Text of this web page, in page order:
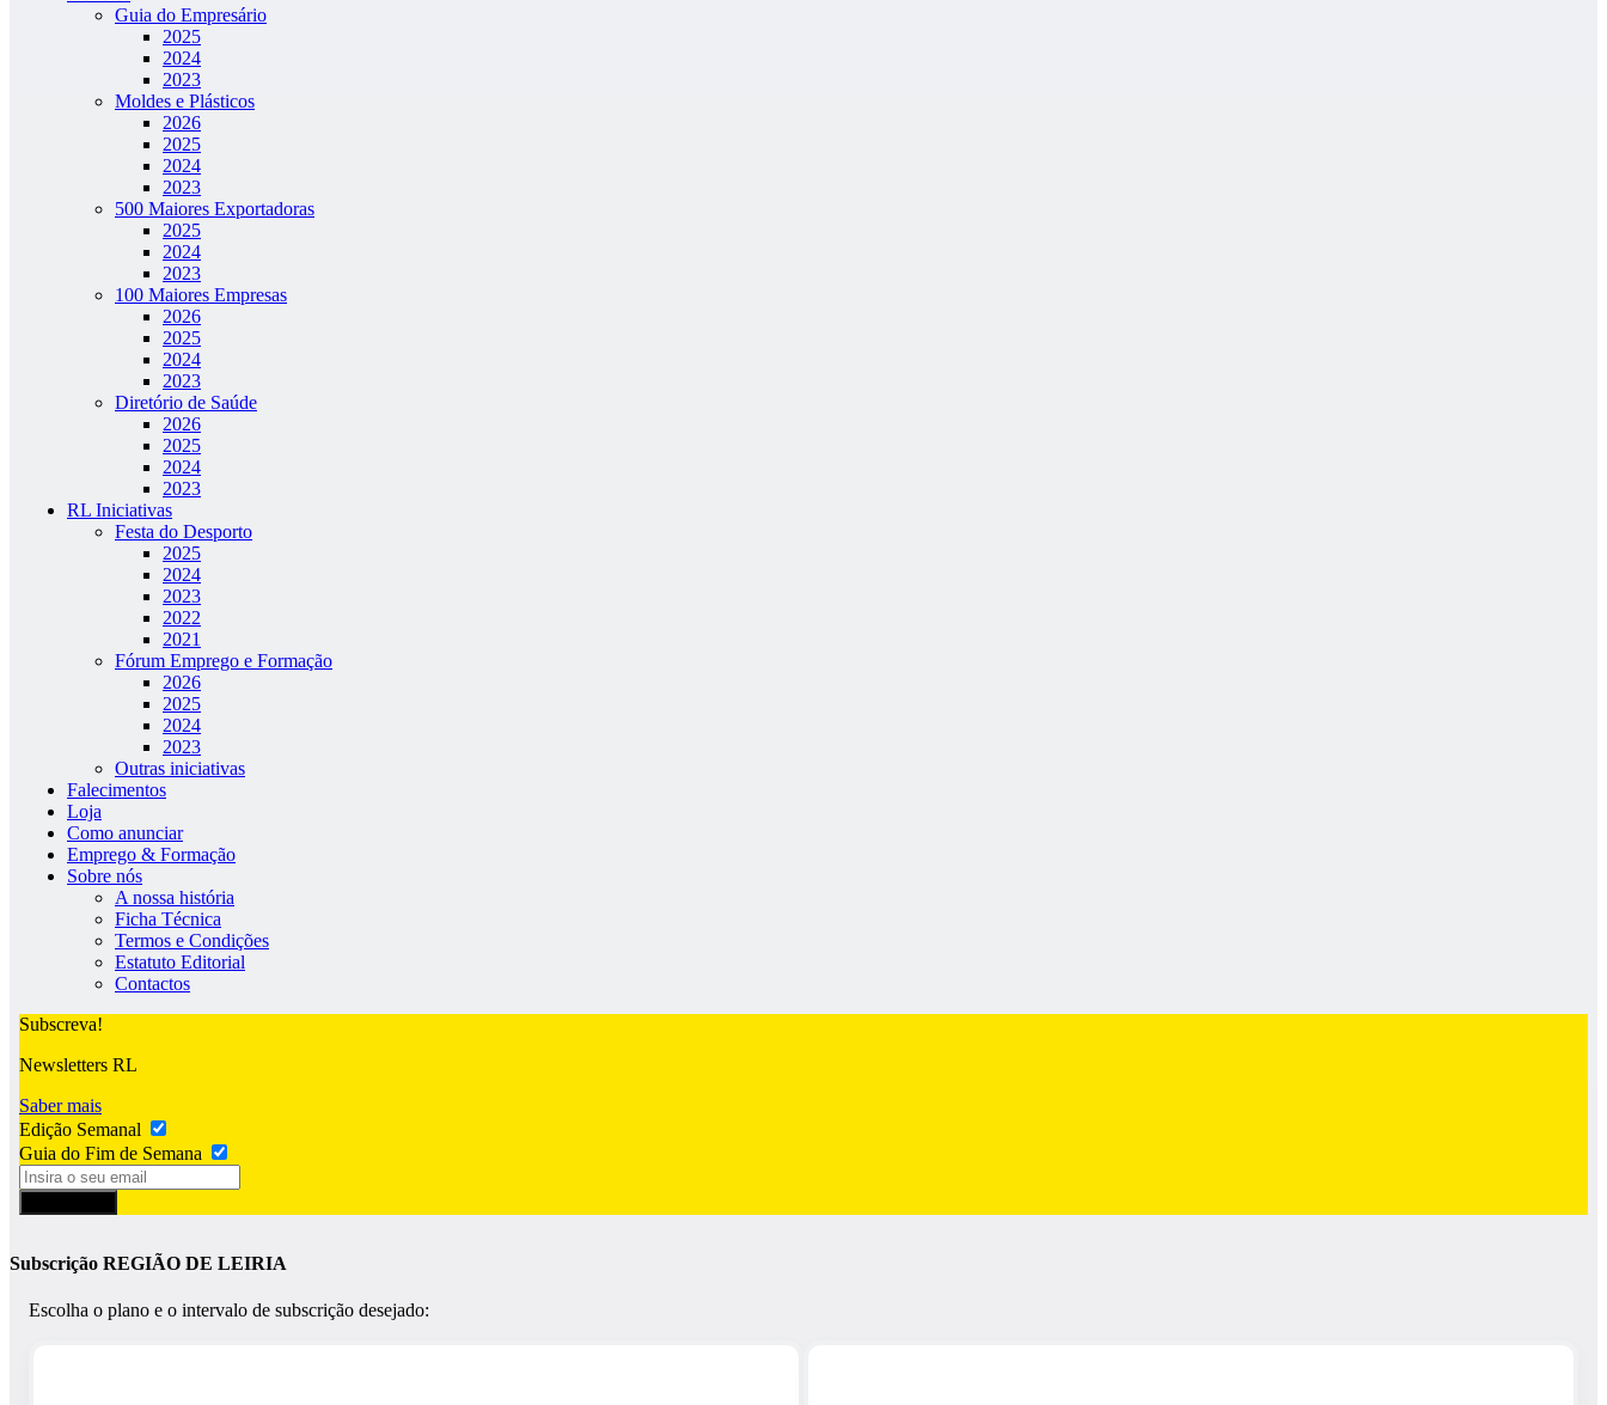
Guia do Empresário
2025
2024
2023
Moldes e Plásticos
2026
2025
2024
2023
500 Maiores Exportadoras
2025
2024
2023
100 Maiores Empresas
2026
2025
2024
2023
Diretório de Saúde
2026
2025
2024
2023
RL Iniciativas
Festa do Desporto
2025
2024
2023
2022
2021
Fórum Emprego e Formação
2026
2025
2024
2023
Outras iniciativas
Falecimentos
Loja
Como anunciar
Emprego & Formação
Sobre nós
A nossa história
Ficha Técnica
Termos e Condições
Estatuto Editorial
Contactos
Subscreva!
Newsletters RL
Saber mais
Edição Semanal
Guia do Fim de Semana
Subscrição REGIÃO DE LEIRIA
Escolha o plano e o intervalo de subscrição desejado: